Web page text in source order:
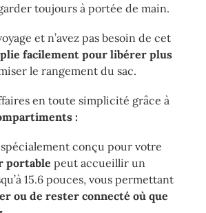
toujours à portée de main.
et n’avez pas besoin de cet
facilement pour libérer plus
le rangement du sac.
en toute simplicité grâce à
:
conçu pour votre
portable peut accueillir un
15.6 pouces, vous permettant
ou de rester connecté où que